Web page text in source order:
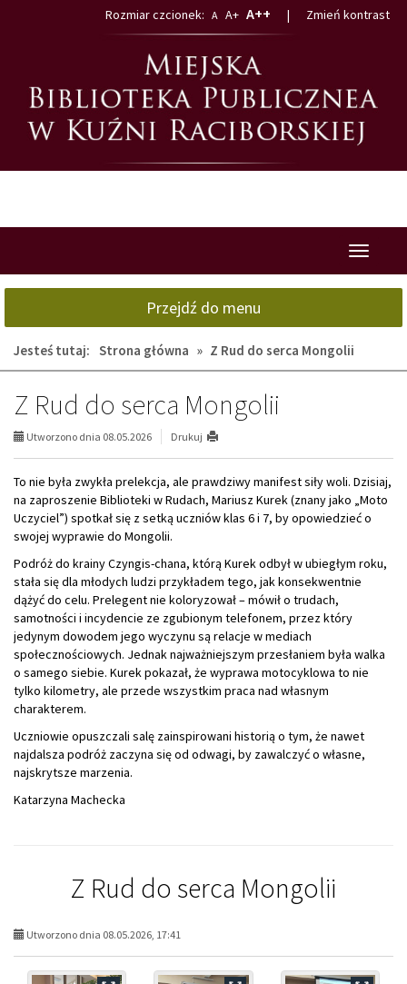
Rozmiar czcionek: A A+ A++ | Zmień kontrast
Przełącz
Przejdź do menu
Jesteś tutaj: Strona główna » Z Rud do serca Mongolii
Z Rud do serca Mongolii
Utworzono dnia 08.05.2026 Drukuj
To nie była zwykła prelekcja, ale prawdziwy manifest siły woli. Dzisiaj,
na zaproszenie Biblioteki w Rudach, Mariusz Kurek (znany jako „Moto
Uczyciel”) spotkał się z setką uczniów klas 6 i 7, by opowiedzieć o
swojej wyprawie do Mongolii.
Podróż do krainy Czyngis-chana, którą Kurek odbył w ubiegłym roku,
stała się dla młodych ludzi przykładem tego, jak konsekwentnie
dążyć do celu. Prelegent nie koloryzował – mówił o trudach,
samotności i incydencie ze zgubionym telefonem, przez który
jedynym dowodem jego wyczynu są relacje w mediach
społecznościowych. Jednak najważniejszym przesłaniem była walka
o samego siebie. Kurek pokazał, że wyprawa motocyklowa to nie
tylko kilometry, ale przede wszystkim praca nad własnym
charakterem.
Uczniowie opuszczali salę zainspirowani historią o tym, że nawet
najdalsza podróż zaczyna się od odwagi, by zawalczyć o własne,
najskrytsze marzenia.
Katarzyna Machecka
Z Rud do serca Mongolii
Utworzono dnia 08.05.2026, 17:41